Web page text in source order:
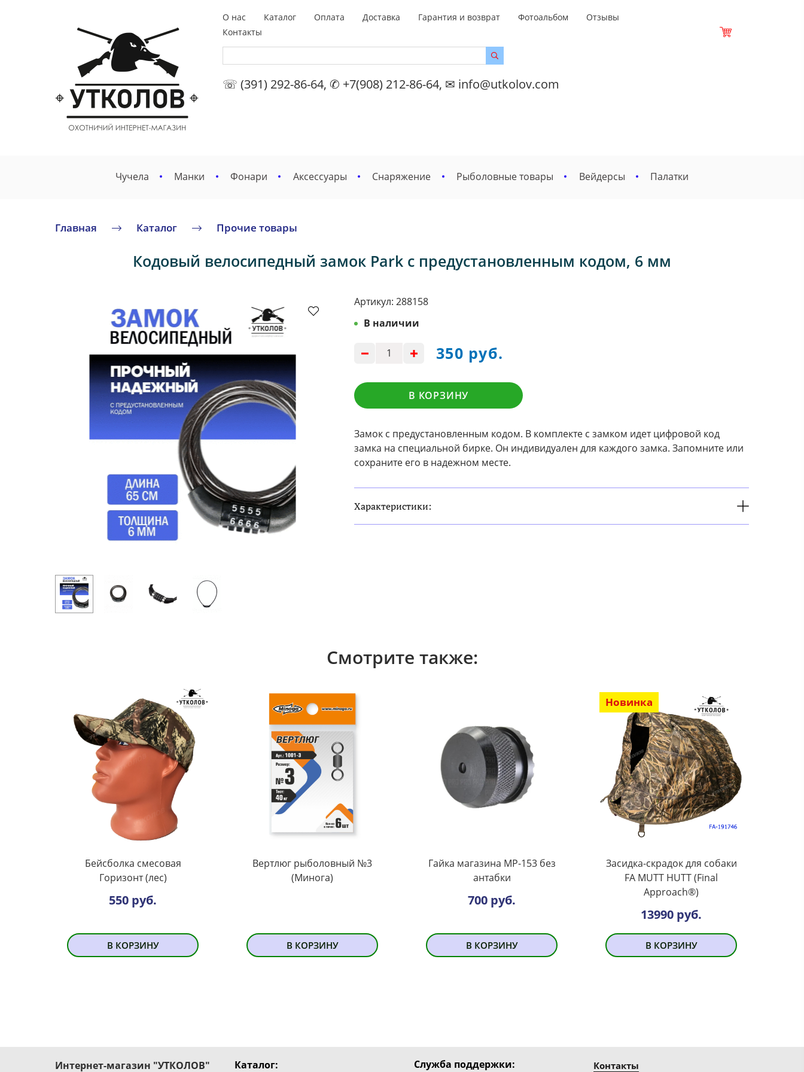
О нас Каталог Оплата Доставка Гарантия и возврат Фотоальбом
Отзывы
Контакты
☏ (391) 292-86-64, ✆ +7(908) 212-86-64, ✉ info@utkolov.com
Чучела Манки Фонари Аксессуары Снаряжение Рыболовные товары Вейдерсы Палатки
Главная Каталог Прочие товары
Кодовый велосипедный замок Park с предустановленным кодом, 6 мм
Артикул: 288158
В наличии
350 руб.
В КОРЗИНУ
Замок с предустановленным кодом. В комплекте с замком идет цифровой код
замка на специальной бирке. Он индивидуален для каждого замка. Запомните или
сохраните его в надежном месте.
Характеристики:
Смотрите также:
Бейсболка смесовая
Горизонт (лес)
550 руб.
В КОРЗИНУ
Вертлюг рыболовный №3
(Минога)
В КОРЗИНУ
Гайка магазина МР-153 без
антабки
700 руб.
В КОРЗИНУ
Новинка
Засидка-скрадок для собаки
FA MUTT HUTT (Final
Approach®)
13990 руб.
В КОРЗИНУ
Интернет-магазин "УТКОЛОВ" Каталог: Служба поддержки: Контакты